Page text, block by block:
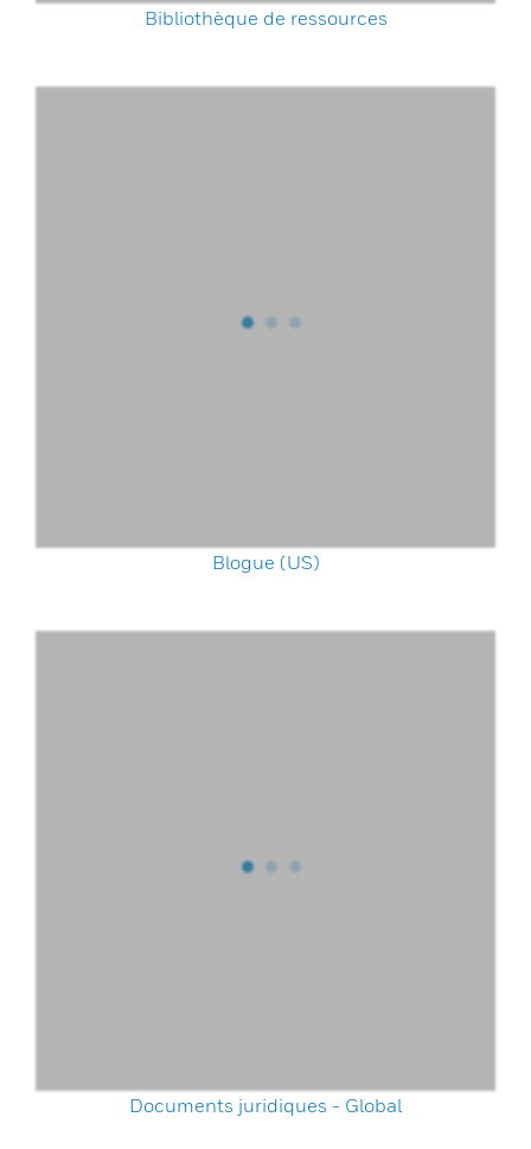
Bibliothèque de ressources
Blogue (US)
Documents juridiques - Global